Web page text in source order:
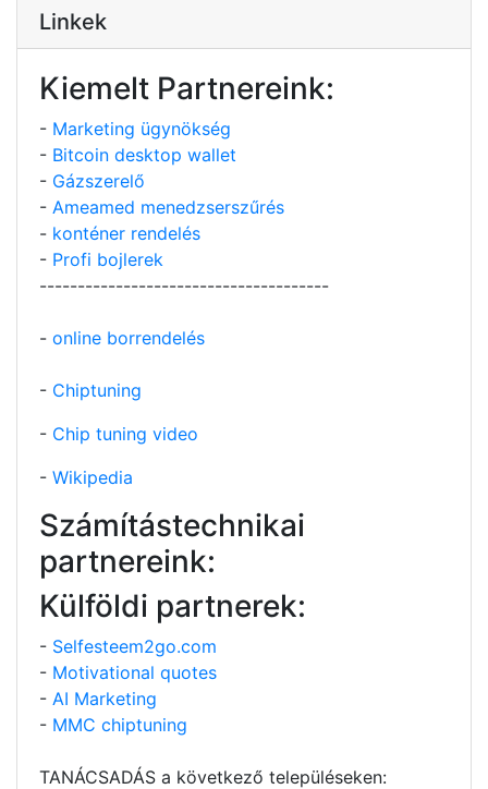
Linkek
Kiemelt Partnereink:
- Marketing ügynökség
- Bitcoin desktop wallet
- Gázszerelő
- Ameamed menedzserszűrés
- konténer rendelés
- Profi bojlerek
--------------------------------------
- online borrendelés
- Chiptuning
- Chip tuning video
- Wikipedia
Számítástechnikai
partnereink:
Külföldi partnerek:
- Selfesteem2go.com
- Motivational quotes
- AI Marketing
- MMC chiptuning
TANÁCSADÁS a következő településeken: